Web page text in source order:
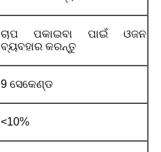
ଚାପ ପକାଇବା ପାଇଁ ଓଜନ
ବ୍ୟବହାର କରନ୍ତୁ
9 ସେକେଣ୍ଡ
<10%